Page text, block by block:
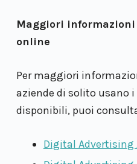
Maggiori
online
Per maggiori
aziende di solito usano
disponibili, puoi
Digital Advertising